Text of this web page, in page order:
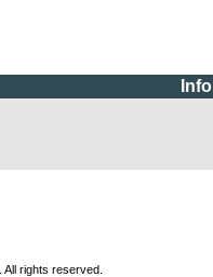
. All rights reserved.